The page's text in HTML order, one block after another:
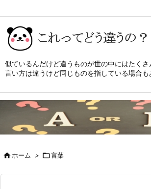
似ているんだけど違うものが世の中にはたくさ
言い方は違うけど同じものを指している場合も
ホーム > 言葉